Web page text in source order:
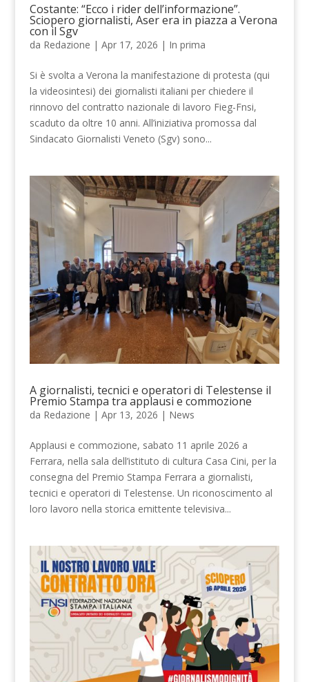
Costante: “Ecco i rider dell’informazione”.
Sciopero giornalisti, Aser era in piazza a Verona
con il Sgv
da Redazione | Apr 17, 2026 | In prima
Si è svolta a Verona la manifestazione di protesta (qui
la videosintesi) dei giornalisti italiani per chiedere il
rinnovo del contratto nazionale di lavoro Fieg-Fnsi,
scaduto da oltre 10 anni. All’iniziativa promossa dal
Sindacato Giornalisti Veneto (Sgv) sono...
A giornalisti, tecnici e operatori di Telestense il
Premio Stampa tra applausi e commozione
da Redazione | Apr 13, 2026 | News
Applausi e commozione, sabato 11 aprile 2026 a
Ferrara, nella sala dell’istituto di cultura Casa Cini, per la
consegna del Premio Stampa Ferrara a giornalisti,
tecnici e operatori di Telestense. Un riconoscimento al
loro lavoro nella storica emittente televisiva...